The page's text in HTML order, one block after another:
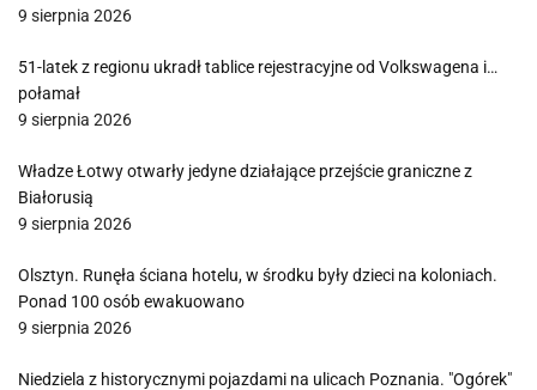
9 sierpnia 2026
51-latek z regionu ukradł tablice rejestracyjne od Volkswagena i…
połamał
9 sierpnia 2026
Władze Łotwy otwarły jedyne działające przejście graniczne z
Białorusią
9 sierpnia 2026
Olsztyn. Runęła ściana hotelu, w środku były dzieci na koloniach.
Ponad 100 osób ewakuowano
9 sierpnia 2026
Niedziela z historycznymi pojazdami na ulicach Poznania. "Ogórek"